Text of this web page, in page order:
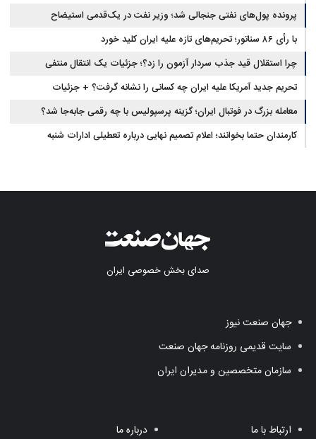
پرونده پول‌های نفتی جنجالی شد؛ وزیر نفت در یک‌قدمی استیضاح
با رأی ۸۶ سناتور؛ تحریم‌های تازه علیه ایران کلید خورد
چرا استقلال قید جذب سردار آزمون را زد؟؛ جزئیات یک انتقال منتفی
تحریم جدید آمریکا علیه ایران چه کسانی را نشانه گرفت؟ + جزئیات
معامله بزرگ در فوتبال ایران؛ گزینه پرسپولیس با چه رقمی جابه‌جا شد؟
کارمندان حتما بخوانند؛ اعلام تصمیم نهایی درباره تعطیلی ادارات شنبه
صدای بخش خصوصی ایران
جهان صنعت نیوز
سایت قدیمی روزنامه جهان صنعت
سازمان متخصصین و مدیران ایران
ارتباط با ما درباره ما